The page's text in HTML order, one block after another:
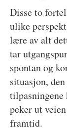
Disse to
ulike
lære av alt
tar
spontan og
situasjon,
peker ut
framtid.